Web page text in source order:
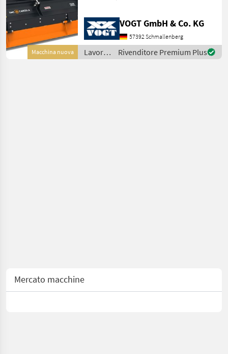
Macchina nuova
Österreich = Große Auswahl
an TMC Forstmulchern,
Forstfräsen &
Steinbrechern für Schlep
VOGT GmbH & Co. KG
57392 Schmallenberg
Lavorazione
terreno
Rivenditore Premium Plus
Mercato macchine